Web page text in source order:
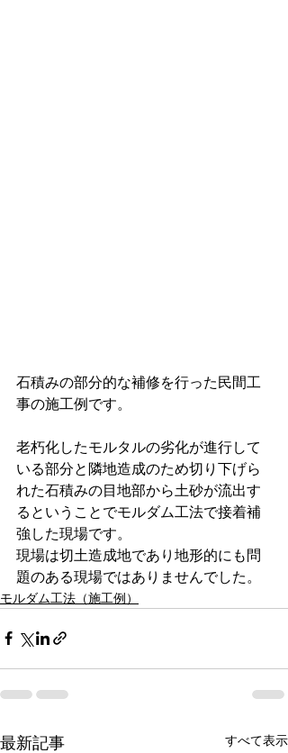
石積みの部分的な補修を行った民間工
事の施工例です。
老朽化したモルタルの劣化が進行して
いる部分と隣地造成のため切り下げら
れた石積みの目地部から土砂が流出す
るということでモルダム工法で接着補
強した現場です。
現場は切土造成地であり地形的にも問
題のある現場ではありませんでした。
モルダム工法（施工例）
最新記事 すべて表示